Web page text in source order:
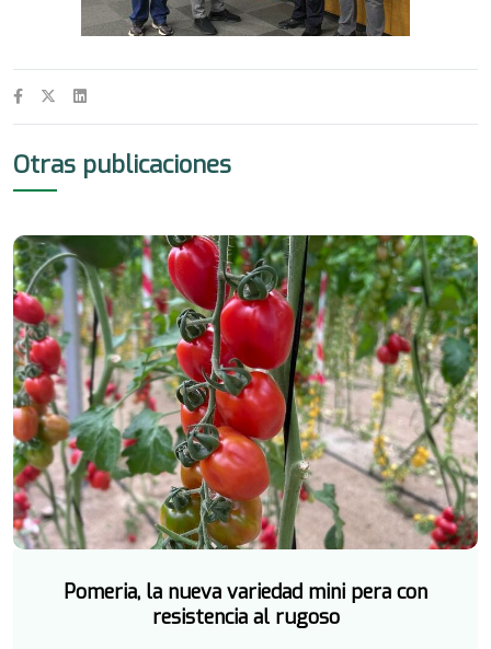
Otras publicaciones
Pomeria, la nueva variedad mini pera con
resistencia al rugoso